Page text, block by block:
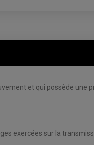
et qui possède une
exercées sur la